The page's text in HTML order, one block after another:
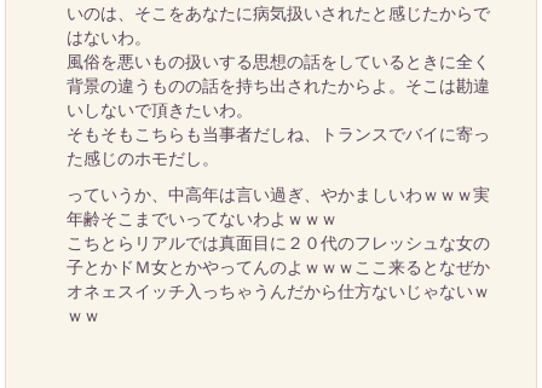
いのは、そこをあなたに病気扱いされたと感じたからで
はないわ。
風俗を悪いもの扱いする思想の話をしているときに全く
背景の違うものの話を持ち出されたからよ。そこは勘違
いしないで頂きたいわ。
そもそもこちらも当事者だしね、トランスでバイに寄っ
た感じのホモだし。
っていうか、中高年は言い過ぎ、やかましいわｗｗｗ実
年齢そこまでいってないわよｗｗｗ
こちとらリアルでは真面目に２０代のフレッシュな女の
子とかドＭ女とかやってんのよｗｗｗここ来るとなぜか
オネェスイッチ入っちゃうんだから仕方ないじゃないｗ
ｗｗ